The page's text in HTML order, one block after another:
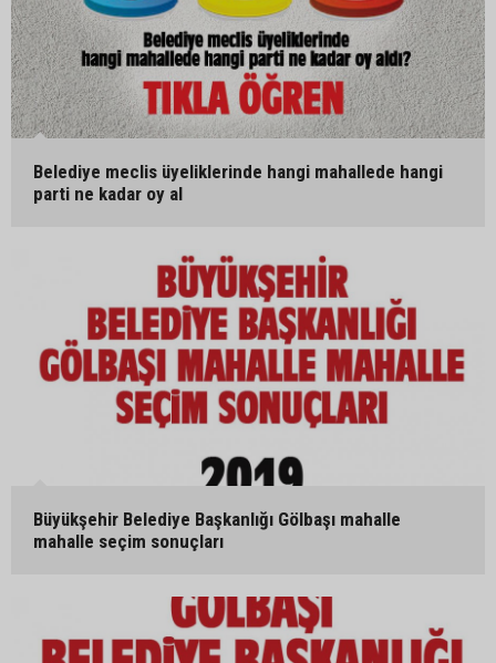
Belediye meclis üyeliklerinde hangi mahallede hangi
parti ne kadar oy al
Büyükşehir Belediye Başkanlığı Gölbaşı mahalle
mahalle seçim sonuçları